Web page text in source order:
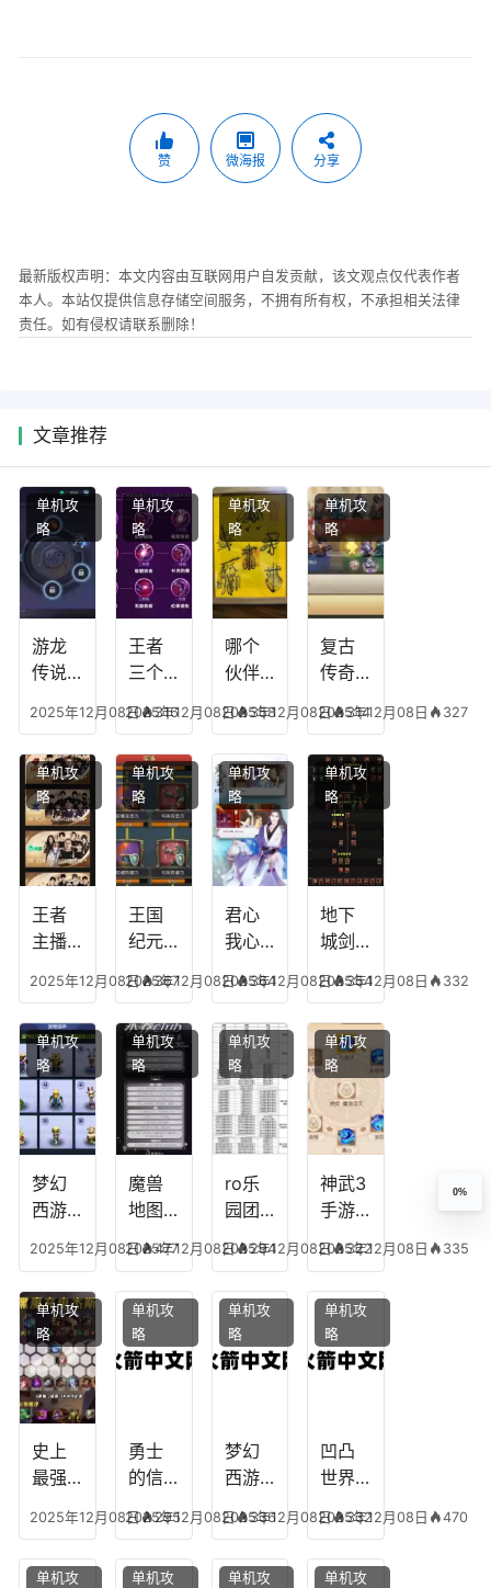
赞 微海报 分享
最新版权声明：本文内容由互联网用户自发贡献，该文观点仅代表作者
本人。本站仅提供信息存储空间服务，不拥有所有权，不承担相关法律
责任。如有侵权请联系删除！
文章推荐
游龙
传说
能，
游龙
传说
多少
级能
挖矿
2025年12月08日 316
单机攻
略
王者
三个
加
点，
王者
技能
可以
放三
个是
什么
模式
2025年12月08日 358
单机攻
略
哪个
伙伴
心符
技
能，
失心
符命
中后
附加
五雷
2025年12月08日 314
单机攻
略
复古
传奇
平民
搭配
阵
容，
复古
传奇
英雄
版哪
个组
合平
2025年12月08日 327
单机攻
略
王者
主播
阵容
搭
配，
王者
最强
的主
播
2025年12月08日 367
单机攻
略
王国
纪元
搭
配，
王国
纪元
最强
2025年12月08日 364
单机攻
略
君心
我心
宫攻
略，
君心
我心
剧情
文本
2025年12月08日 354
单机攻
略
地下
城剑
能加
点
图，
地下
城剑
神用
什么
装备
2025年12月08日 332
单机攻
略
梦幻
西游
凡，
梦幻
十二
生肖
2025年12月08日 477
单机攻
略
魔兽
地图
任务
攻
略，
魔兽
世界
2025年12月08日 294
单机攻
略
ro乐
园团
附
魔，
乐园
团装
备任
2025年12月08日 322
单机攻
略
神武3
手游
辅助
技能
加
点，
神武
龙宫
怎么
2025年12月08日 335
单机攻
略
史上
最强
容搭
配，
2025年12月08日 295
单机攻
略
勇士
的信
物技
能，
勇士
2025年12月08日 336
单机攻
略
梦幻
西游
炼丹
炉攻
略，
2025年12月08日 332
单机攻
略
凹凸
世界
全部
阵容
搭
2025年12月08日 470
单机攻
略
单机攻 单机攻 单机攻 单机攻
0%